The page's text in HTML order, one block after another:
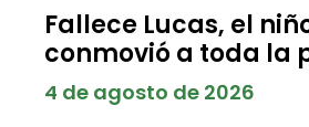
Fallece Lucas, el
conmovió a toda la
4 de agosto de 2026